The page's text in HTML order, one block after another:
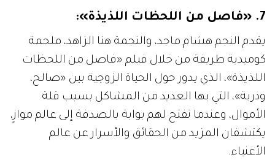
7. «فاصل من اللحظات اللذيذة»:
يقدم النجم هشام ماجد، والنجمة هنا الزاهد، ملحمة
كوميدية طريفة من خلال فيلم «فاصل من اللحظات
اللذيذة»، الذي يدور حول الحياة الزوجية بين «صالح،
ودرية»، التي بها العديد من المشاكل بسبب قلة
الأموال، وعندما تفتح لهم بوابة بالصدفة إلى عالم موازٍ،
يكتشفان المزيد من الحقائق والأسرار عن عالم
الأغنياء.